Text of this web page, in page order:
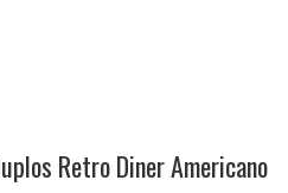
Retro Diner Americano